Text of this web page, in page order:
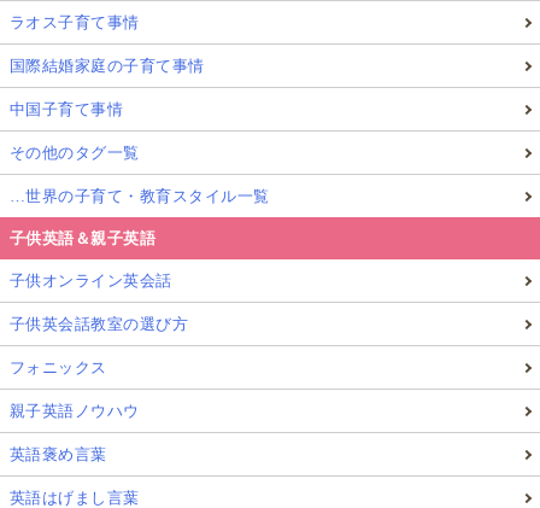
ラオス子育て事情
国際結婚家庭の子育て事情
中国子育て事情
その他のタグ一覧
…世界の子育て・教育スタイル一覧
子供英語＆親子英語
子供オンライン英会話
子供英会話教室の選び方
フォニックス
親子英語ノウハウ
英語褒め言葉
英語はげまし言葉